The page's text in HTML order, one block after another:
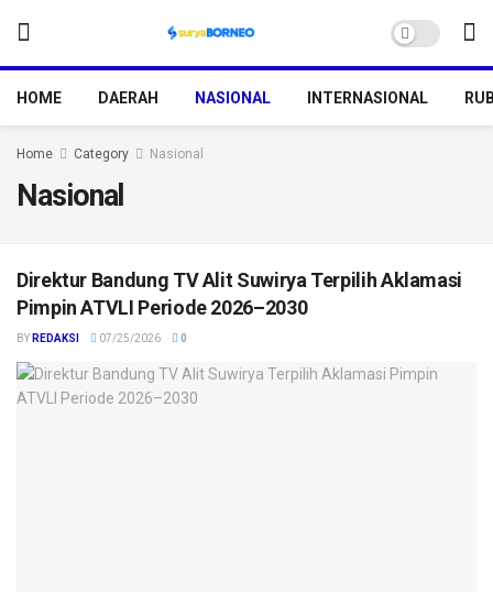
HOME DAERAH NASIONAL INTERNASIONAL
Home Category Nasional
Nasional
Direktur Bandung TV Alit Suwirya Terpilih Aklamasi
Pimpin ATVLI Periode 2026–2030
BY REDAKSI 07/25/2026 0